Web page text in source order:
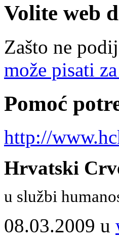
Volite web
Zašto ne
može pisati
Pomoć
http://
Hrvatski
u službi
08.03.2009 u